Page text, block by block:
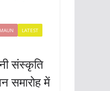
LATEST
संस्कृति
समारोह में